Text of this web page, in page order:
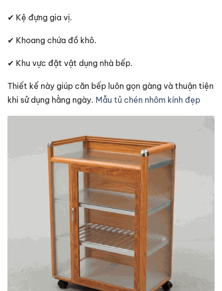
✔ Kệ đựng gia vị.
✔ Khoang chứa đồ khô.
✔ Khu vực đặt vật dụng nhà bếp.
Thiết kế này giúp căn bếp luôn gọn gàng và thuận tiện
khi sử dụng hằng ngày. Mẫu tủ chén nhôm kính đẹp